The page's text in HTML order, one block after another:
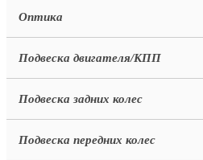
Оптика
Подвеска двигателя/КПП
Подвеска задних колес
Подвеска передних колес